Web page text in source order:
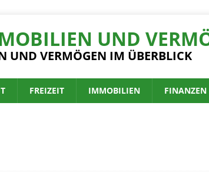
UND
VERMÖGEN IM ÜBERBLICK
FREIZEIT IMMOBILIEN FINANZEN